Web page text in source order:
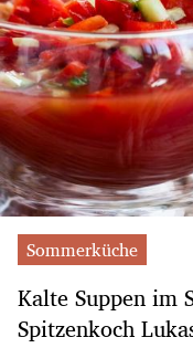
Sommerküche
Kalte Suppen im
Spitzenkoch